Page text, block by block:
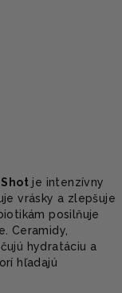
je intenzívny
vrásky a zlepšuje
posilňuje
Ceramidy,
hydratáciu a
hľadajú